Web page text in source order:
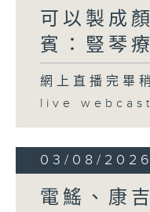
可以製成
賓：豎琴
網上直播完
live webcast
03/08/2026
電鰩、康